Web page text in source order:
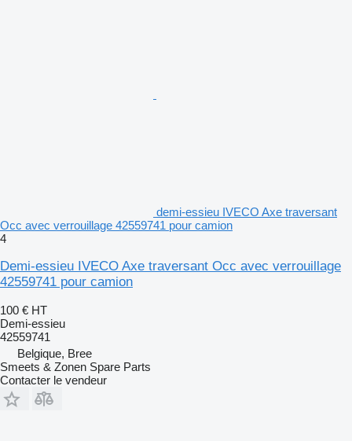
demi-essieu IVECO Axe traversant
Occ avec verrouillage 42559741 pour camion
4
Demi-essieu IVECO Axe traversant Occ avec verrouillage
42559741 pour camion
100 € HT
Demi-essieu
42559741
Belgique, Bree
Smeets & Zonen Spare Parts
Contacter le vendeur